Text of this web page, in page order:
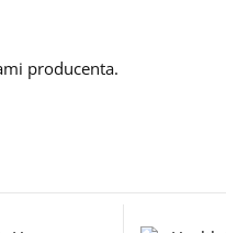
producenta.